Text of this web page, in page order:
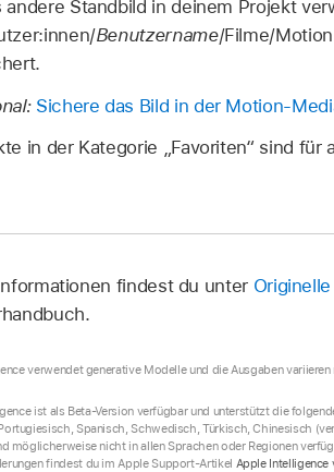
andere Standbild in deinem Projekt
Benutzername/Filme/
Sichere das Bild in der Motion-
in der Kategorie „Favoriten“ sind
findest du unter
verwendet generative Modelle und die Ausgaben
ist als Beta-Version verfügbar und unterstützt die
Spanisch, Schwedisch, Türkisch, Chinesisch
möglicherweise nicht in allen Sprachen oder Regionen
findest du im Apple Support-Artikel Apple Intelligence